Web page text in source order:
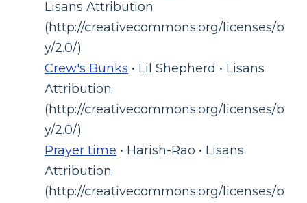
Lisans Attribution
(http://creativecommons.org/licenses/b
y/2.0/)
Crew's Bunks • Lil Shepherd • Lisans
Attribution
(http://creativecommons.org/licenses/b
y/2.0/)
Prayer time • Harish-Rao • Lisans
Attribution
(http://creativecommons.org/licenses/b